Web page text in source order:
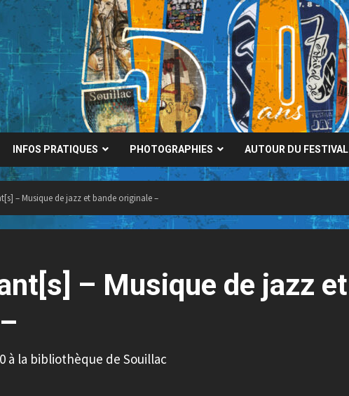
INFOS PRATIQUES PHOTOGRAPHIES AUTOUR DU FESTIVAL
– Musique de jazz et bande originale –
– Musique de jazz et
à la bibliothèque de Souillac